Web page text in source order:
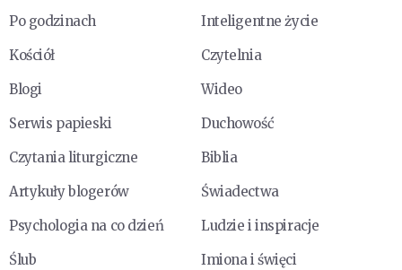
Po godzinach
Inteligentne życie
Kościół
Czytelnia
Blogi
Wideo
Serwis papieski
Duchowość
Czytania liturgiczne
Biblia
Artykuły blogerów
Świadectwa
Psychologia na co dzień
Ludzie i inspiracje
Ślub
Imiona i święci